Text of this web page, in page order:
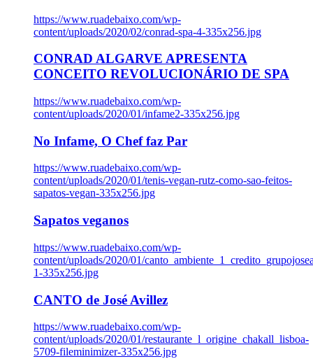
https://www.ruadebaixo.com/wp-
content/uploads/2020/02/conrad-spa-4-335x256.jpg
CONRAD ALGARVE APRESENTA
CONCEITO REVOLUCIONÁRIO DE SPA
https://www.ruadebaixo.com/wp-
content/uploads/2020/01/infame2-335x256.jpg
No Infame, O Chef faz Par
https://www.ruadebaixo.com/wp-
content/uploads/2020/01/tenis-vegan-rutz-como-sao-feitos-
sapatos-vegan-335x256.jpg
Sapatos veganos
https://www.ruadebaixo.com/wp-
content/uploads/2020/01/
1-335x256.jpg
CANTO de José Avillez
https://www.ruadebaixo.com/wp-
content/uploads/2020/01/restaurante_l_origine_chakall_lisboa-
5709-fileminimizer-335x256.jpg